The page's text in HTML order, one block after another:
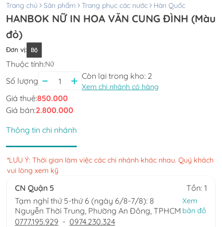
Trang chủ Sản phẩm Trang phục các nước Hàn Quốc
HANBOK NỮ IN HOA VĂN CUNG ĐÌNH (Màu
đỏ)
Đơn vị: Bộ
Thuộc tính:Nữ
Số lượng
Còn lại trong kho: 2
Xem chi nhánh có hàng
Giá thuê:850.000
Giá bán:2.800.000
Thông tin chi nhánh
*LƯU Ý: Thời gian làm việc các chi nhánh khác nhau. Quý khách
vui lòng xem kỹ
CN Quận 5
Tồn: 1
Tạm nghỉ thứ 5-thứ 6 (ngày 6/8-7/8): 8
Nguyễn Thời Trung, Phường An Đông, TPHCM
Xem
bản đồ
0777.195.929 - 0974.230.324